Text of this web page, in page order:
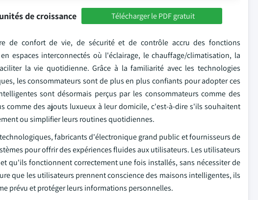
de croissance Télécharger le PDF gratuit
de confort de vie, de sécurité et de contrôle accru des fonctions
espaces interconnectés où l'éclairage, le chauffage/climatisation, la
la vie quotidienne. Grâce à la familiarité avec les technologies
les consommateurs sont de plus en plus confiants pour adopter ces
sont désormais perçus par les consommateurs comme des
des ajouts luxueux à leur domicile, c'est-à-dire s'ils souhaitent
ou simplifier leurs routines quotidiennes.
fabricants d'électronique grand public et fournisseurs de
pour offrir des expériences fluides aux utilisateurs. Les utilisateurs
qu'ils fonctionnent correctement une fois installés, sans nécessiter de
que les utilisateurs prennent conscience des maisons intelligentes, ils
prévu et protéger leurs informations personnelles.